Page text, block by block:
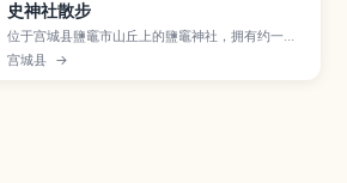
史神社散步
位于宫城县鹽竈市山丘上的鹽竈神社，拥有约一千
年以上历史，被当地人视为守护海上安全与商业繁
荣的重要神社，还能眺望港口与松岛湾景色。本文
宫城县 →